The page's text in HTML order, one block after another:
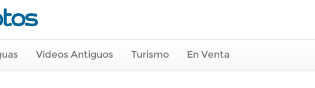
Videos Antiguos Turismo En Venta